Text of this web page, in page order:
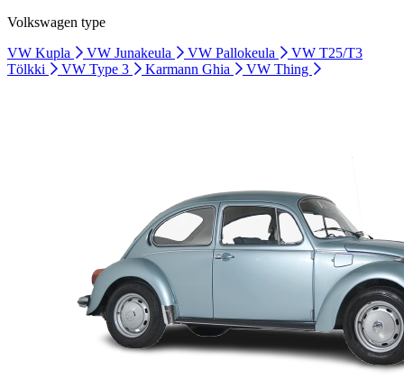
Volkswagen type
VW Kupla
VW Junakeula VW Pallokeula
VW T25/T3
Tölkki
VW Type 3 Karmann Ghia VW Thing